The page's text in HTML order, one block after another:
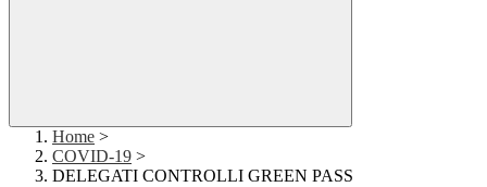
Home >
COVID-19 >
DELEGATI CONTROLLI GREEN PASS